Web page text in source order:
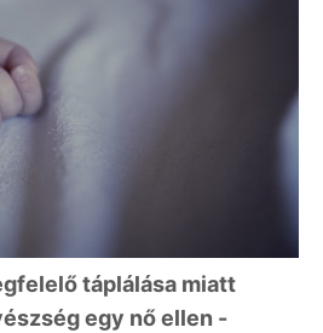
táplálása miatt
egy nő ellen -